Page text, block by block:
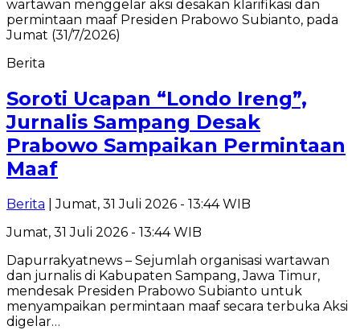
Berita
Soroti Ucapan “Londo Ireng”,
Jurnalis Sampang Desak
Prabowo Sampaikan Permintaan
Maaf
Berita | Jumat, 31 Juli 2026 - 13:44 WIB
Jumat, 31 Juli 2026 - 13:44 WIB
Dapurrakyatnews – Sejumlah organisasi wartawan
dan jurnalis di Kabupaten Sampang, Jawa Timur,
mendesak Presiden Prabowo Subianto untuk
menyampaikan permintaan maaf secara terbuka Aksi
digelar…